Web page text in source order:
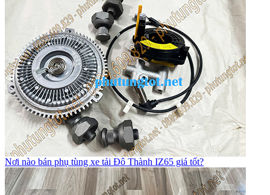
Nơi nào bán phụ tùng xe tải Đô Thành IZ65 giá tốt?